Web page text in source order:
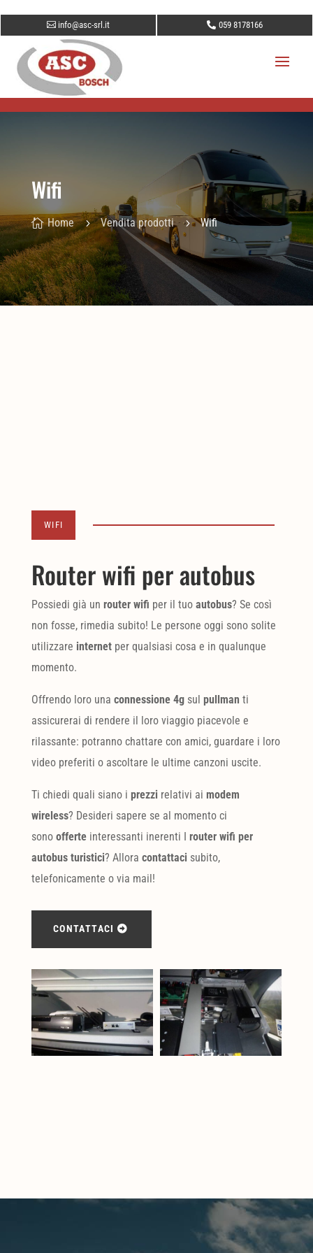
info@asc-srl.it 059 8178166
Wifi
 Home 5 Vendita prodotti 5 Wifi
WIFI
Router wifi per autobus
Possiedi già un router wifi per il tuo autobus? Se così
non fosse, rimedia subito! Le persone oggi sono solite
utilizzare internet per qualsiasi cosa e in qualunque
momento.
Offrendo loro una connessione 4g sul pullman ti
assicurerai di rendere il loro viaggio piacevole e
rilassante: potranno chattare con amici, guardare i loro
video preferiti o ascoltare le ultime canzoni uscite.
Ti chiedi quali siano i prezzi relativi ai modem
wireless? Desideri sapere se al momento ci
sono offerte interessanti inerenti I router wifi per
autobus turistici? Allora contattaci subito,
telefonicamente o via mail!
CONTATTACI